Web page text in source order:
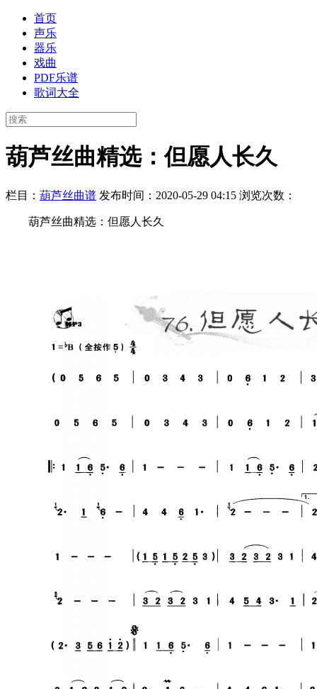
首页
声乐
器乐
戏曲
PDF乐谱
歌词大全
葫芦丝曲精选：但愿人长久
栏目： 葫芦丝曲谱 发布时间：2020-05-29 04:15 浏览次数：
葫芦丝曲精选：但愿人长久